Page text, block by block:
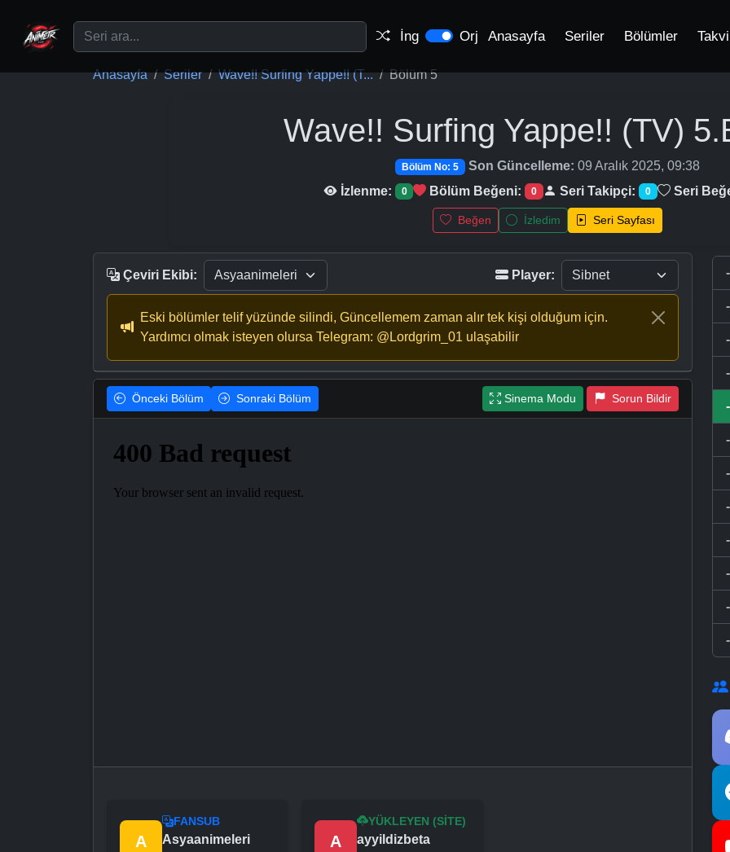
İng Orj Anasayfa Seriler Bölümler
Anasayfa Seriler Wave!! Surfing Yappe!! (T... Bölüm 5
Wave!! Surfing Yappe!! (TV)
Bölüm No: 5 Son Güncelleme: 09 Aralık 2025, 09:38
İzlenme:
0 Bölüm Beğeni: 0 Seri Takipçi: 0 Seri
Beğen İzledim Seri Sayfası
Çeviri Ekibi: Player:
Eski bölümler telif yüzünde silindi, Güncellemem zaman alır tek kişi olduğum için.
Yardımcı olmak isteyen olursa Telegram: @Lordgrim_01 ulaşabilir
Önceki Bölüm Sonraki Bölüm Sinema Modu Sorun Bildir
A
FANSUB
Asyaanimeleri A
YÜKLEYEN (SITE)
ayyildizbeta